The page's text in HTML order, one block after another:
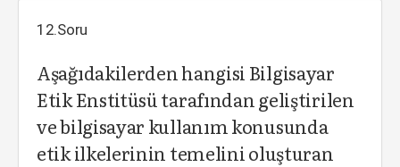
12.Soru
Aşağıdakilerden hangisi Bilgisayar
Etik Enstitüsü tarafından geliştirilen
ve bilgisayar kullanım konusunda
etik ilkelerinin temelini oluşturan